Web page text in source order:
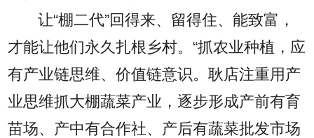
让“棚二代”回得来、留得住、能致富，
才能让他们永久扎根乡村。“抓农业种植，应
有产业链思维、价值链意识。耿店注重用产
业思维抓大棚蔬菜产业，逐步形成产前有育
苗场、产中有合作社、产后有蔬菜批发市场